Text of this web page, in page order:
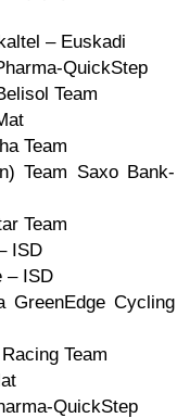
– Euskadi
QuickStep
Team
Team
Saxo Bank-
Team
ISD
– ISD
Cycling
Team
QuickStep